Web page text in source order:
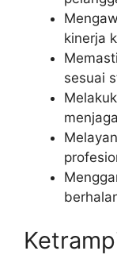
kinerja
sesuai